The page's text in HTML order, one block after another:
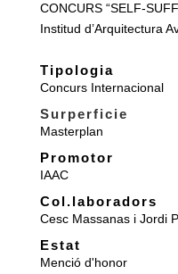
CONCURS “SELF-
Institud d’Arquitectura
Tipologia
Concurs Internacional
Surperficie
Masterplan
Promotor
IAAC
Col.laboradors
Cesc Massanas i Jordi
Estat
Menció d'honor